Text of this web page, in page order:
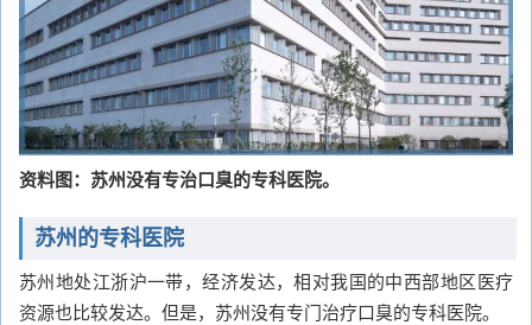
资料图：苏州没有专治口臭的专科医院。
苏州的专科医院
苏州地处江浙沪一带，经济发达，相对我国的中西部地区医疗
资源也比较发达。但是，苏州没有专门治疗口臭的专科医院。